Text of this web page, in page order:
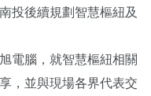
投後續規劃智慧樞紐及
腦，就智慧樞紐相關
，並與現場各界代表交